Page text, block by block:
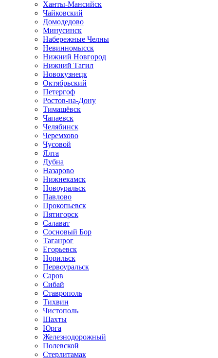
Ханты-Мансийск
Чайковский
Домодедово
Минусинск
Набережные Челны
Невинномысск
Нижний Новгород
Нижний Тагил
Новокузнецк
Октябрьский
Петергоф
Ростов-на-Дону
Тимашёвск
Чапаевск
Челябинск
Черемхово
Чусовой
Ялта
Дубна
Назарово
Нижнекамск
Новоуральск
Павлово
Прокопьевск
Пятигорск
Салават
Сосновый Бор
Таганрог
Егорьевск
Норильск
Первоуральск
Саров
Сибай
Ставрополь
Тихвин
Чистополь
Шахты
Юрга
Железнодорожный
Полевской
Стерлитамак